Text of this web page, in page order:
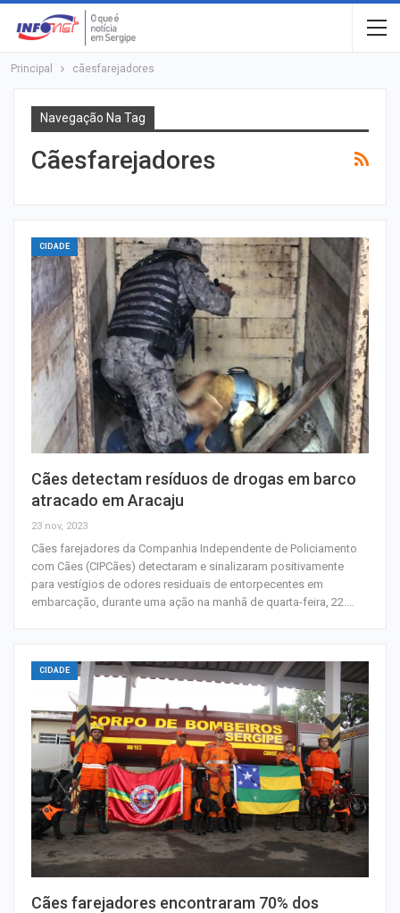
Principal cãesfarejadores
Navegação Na Tag
Cãesfarejadores
CIDADE
Cães detectam resíduos de drogas em barco
atracado em Aracaju
23 nov, 2023
Cães farejadores da Companhia Independente de Policiamento
com Cães (CIPCães) detectaram e sinalizaram positivamente
para vestígios de odores residuais de entorpecentes em
embarcação, durante uma ação na manhã de quarta-feira, 22.…
CIDADE
Cães farejadores encontraram 70% dos